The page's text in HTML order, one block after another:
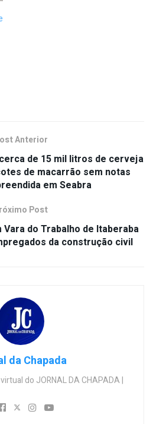
Anterior
de 15 mil litros de cerveja
de macarrão sem notas
em Seabra
Post
do Trabalho de Itaberaba
da construção civil
da Chapada
do JORNAL DA CHAPADA |